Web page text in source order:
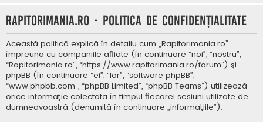
t
Rapitorimania.ro - Politica de confidenţialitate
Această politică explică în detaliu cum „Rapitorimania.ro”
împreună cu companiile afliate (în continuare “noi”, “nostru”,
“Rapitorimania.ro”, “https://www.rapitorimania.ro/forum”) şi
phpBB (în continuare “ei”, “lor”, “software phpBB”,
“www.phpbb.com”, “phpBB Limited”, “phpBB Teams”) utilizează
orice informaţie colectată în timpul fiecărei sesiuni utilizate de
dumneavoastră (denumită în continuare „informaţiile”).